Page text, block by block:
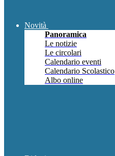
Novità
Panoramica
Le notizie
Le circolari
Calendario eventi
Calendario Scolastico
Albo online